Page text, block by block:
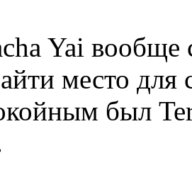
Yai вообще
место
был